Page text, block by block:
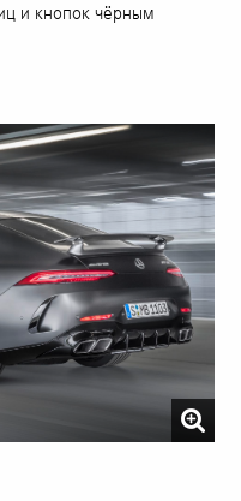
и кнопок чёрным